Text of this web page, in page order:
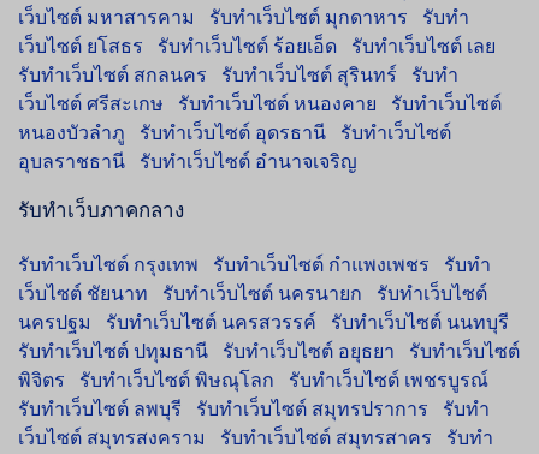
เว็บไซต์ มหาสารคาม
รับทำเว็บไซต์ มุกดาหาร
รับทำ
เว็บไซต์ ยโสธร
รับทำเว็บไซต์ ร้อยเอ็ด
รับทำเว็บไซต์ เลย
รับทำเว็บไซต์ สกลนคร
รับทำเว็บไซต์ สุรินทร์
รับทำ
เว็บไซต์ ศรีสะเกษ
รับทำเว็บไซต์ หนองคาย
รับทำเว็บไซต์
หนองบัวลำภู
รับทำเว็บไซต์ อุดรธานี
รับทำเว็บไซต์
อุบลราชธานี
รับทำเว็บไซต์ อำนาจเจริญ
รับทำเว็บภาคกลาง
รับทำเว็บไซต์ กรุงเทพ รับทำเว็บไซต์ กำแพงเพชร
รับทำ
เว็บไซต์ ชัยนาท
รับทำเว็บไซต์ นครนายก
รับทำเว็บไซต์
นครปฐม
รับทำเว็บไซต์ นครสวรรค์
รับทำเว็บไซต์ นนทบุรี
รับทำเว็บไซต์ ปทุมธานี
รับทำเว็บไซต์ อยุธยา
รับทำเว็บไซต์
พิจิตร
รับทำเว็บไซต์ พิษณุโลก
รับทำเว็บไซต์ เพชรบูรณ์
รับทำเว็บไซต์ ลพบุรี
รับทำเว็บไซต์ สมุทรปราการ
รับทำ
เว็บไซต์ สมุทรสงคราม
รับทำเว็บไซต์ สมุทรสาคร
รับทำ